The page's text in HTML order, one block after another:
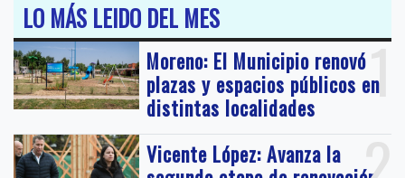
LO MÁS LEIDO DEL MES
1
Moreno: El Municipio renovó
plazas y espacios públicos en
distintas localidades
Vicente López: Avanza la